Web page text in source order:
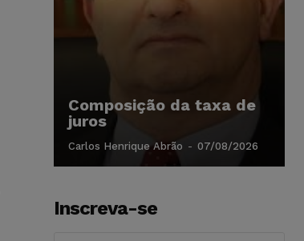
Composição da taxa de
juros
Carlos Henrique Abrão - 07/08/2026
Inscreva-se